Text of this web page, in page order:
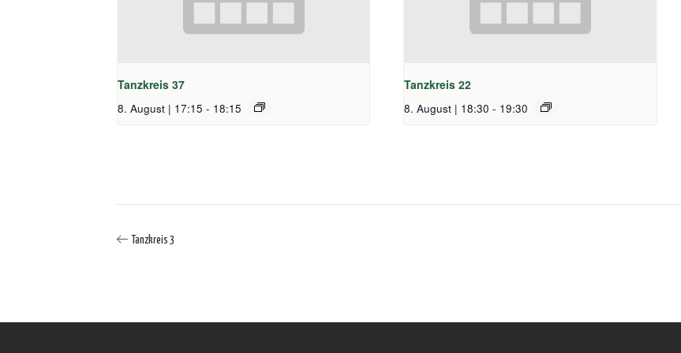
Tanzkreis 37
8. August | 17:15 - 18:15
Tanzkreis 22
8. August | 18:30 - 19:30
Tanzkreis 3